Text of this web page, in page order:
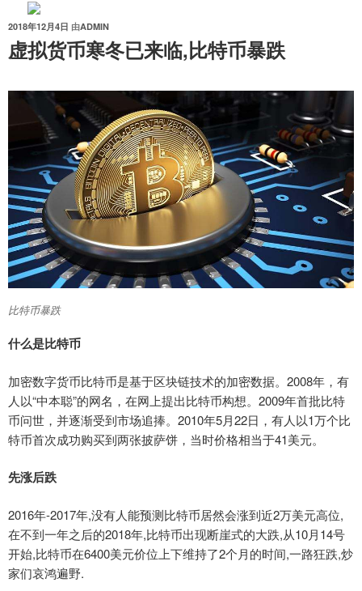
至
内
发
于
2018年12月4日 由ADMIN
虚拟货币寒冬已来临,比特币暴跌
比特币暴跌
什么是比特币
加密数字货币比特币是基于区块链技术的加密数据。2008年，有
人以“中本聪”的网名，在网上提出比特币构想。2009年首批比特
币问世，并逐渐受到市场追捧。2010年5月22日，有人以1万个比
特币首次成功购买到两张披萨饼，当时价格相当于41美元。
先涨后跌
2016年-2017年,没有人能预测比特币居然会涨到近2万美元高位,
在不到一年之后的2018年,比特币出现断崖式的大跌,从10月14号
开始,比特币在6400美元价位上下维持了2个月的时间,一路狂跌,炒
家们哀鸿遍野.